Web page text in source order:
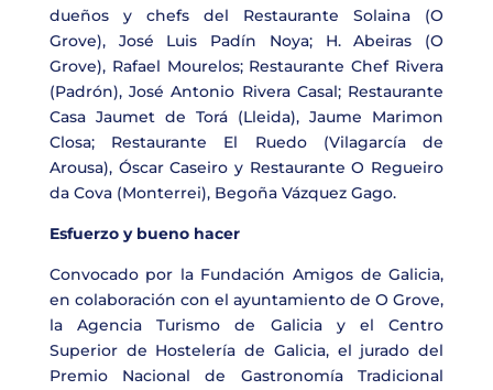
dueños y chefs del Restaurante Solaina (O
Grove), José Luis Padín Noya; H. Abeiras (O
Grove), Rafael Mourelos; Restaurante Chef Rivera
(Padrón), José Antonio Rivera Casal; Restaurante
Casa Jaumet de Torá (Lleida), Jaume Marimon
Closa; Restaurante El Ruedo (Vilagarcía de
Arousa), Óscar Caseiro y Restaurante O Regueiro
da Cova (Monterrei), Begoña Vázquez Gago.
Esfuerzo y bueno hacer
Convocado por la Fundación Amigos de Galicia,
en colaboración con el ayuntamiento de O Grove,
la Agencia Turismo de Galicia y el Centro
Superior de Hostelería de Galicia, el jurado del
Premio Nacional de Gastronomía Tradicional